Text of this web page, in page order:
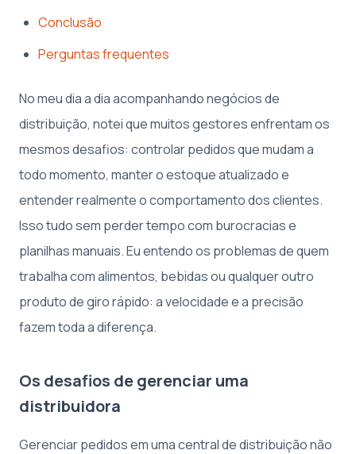
Conclusão
Perguntas frequentes
No meu dia a dia acompanhando negócios de
distribuição, notei que muitos gestores enfrentam os
mesmos desafios: controlar pedidos que mudam a
todo momento, manter o estoque atualizado e
entender realmente o comportamento dos clientes.
Isso tudo sem perder tempo com burocracias e
planilhas manuais. Eu entendo os problemas de quem
trabalha com alimentos, bebidas ou qualquer outro
produto de giro rápido: a velocidade e a precisão
fazem toda a diferença.
Os desafios de gerenciar uma
distribuidora
Gerenciar pedidos em uma central de distribuição não